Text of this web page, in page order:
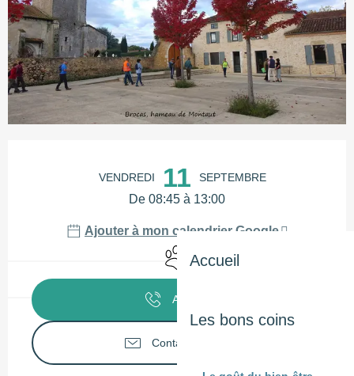
Accueil
Les bons coins
VENDREDI 11 SEPTEMBRE
De 08:45 à 13:00
Ajouter à mon calendrier Google
Animaux acceptés
Contactez-nous